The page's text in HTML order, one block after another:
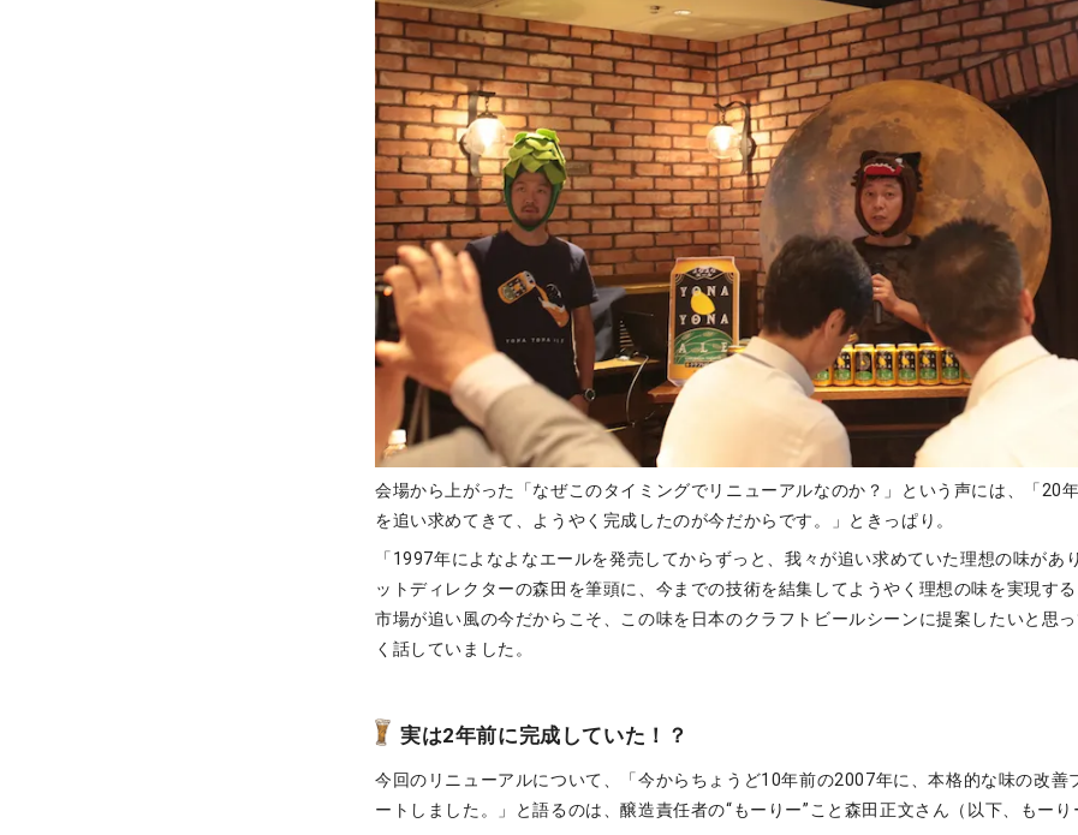
会場から上がった「なぜこのタイミングでリニューアルなのか？」という声には、「20
を追い求めてきて、ようやく完成したのが今だからです。」ときっぱり。
「1997年によなよなエールを発売してからずっと、我々が追い求めていた理想の味があ
ットディレクターの森田を筆頭に、今までの技術を結集してようやく理想の味を実現する
市場が追い風の今だからこそ、この味を日本のクラフトビールシーンに提案したいと思
く話していました。
実は2年前に完成していた！？
今回のリニューアルについて、「今からちょうど10年前の2007年に、本格的な味の改善
ートしました。」と語るのは、醸造責任者の“もーりー”こと森田正文さん（以下、もーり